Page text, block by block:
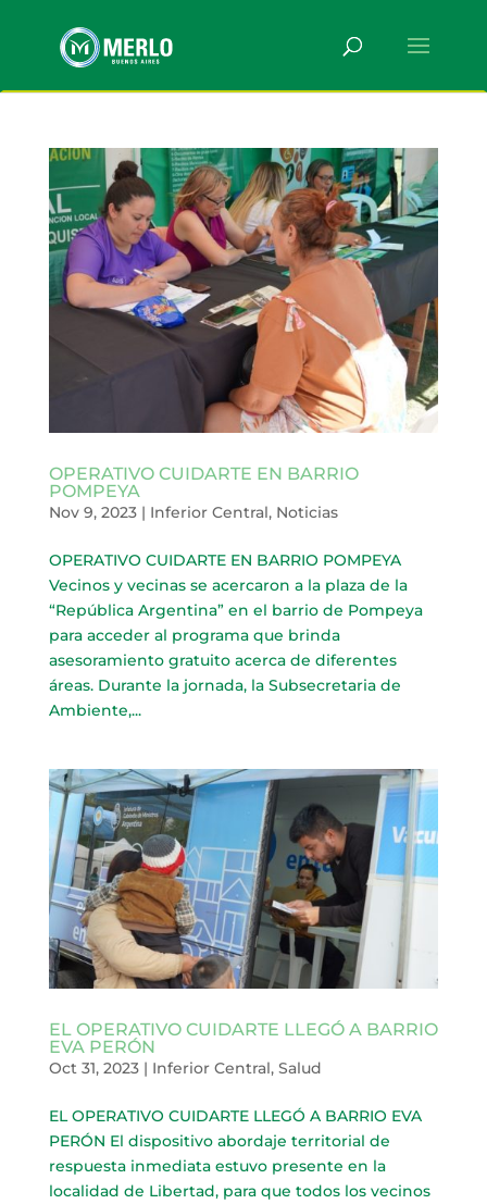
OPERATIVO CUIDARTE EN BARRIO
POMPEYA
Nov 9, 2023| Inferior Central, Noticias
OPERATIVO CUIDARTE EN BARRIO POMPEYA
Vecinos y vecinas se acercaron a la plaza de la
“República Argentina” en el barrio de Pompeya
para acceder al programa que brinda
asesoramiento gratuito acerca de diferentes
áreas. Durante la jornada, la Subsecretaria de
Ambiente,...
EL OPERATIVO CUIDARTE LLEGÓ A BARRIO
EVA PERÓN
Oct 31, 2023| Inferior Central, Salud
EL OPERATIVO CUIDARTE LLEGÓ A BARRIO EVA
PERÓN El dispositivo abordaje territorial de
respuesta inmediata estuvo presente en la
localidad de Libertad, para que todos los vecinos